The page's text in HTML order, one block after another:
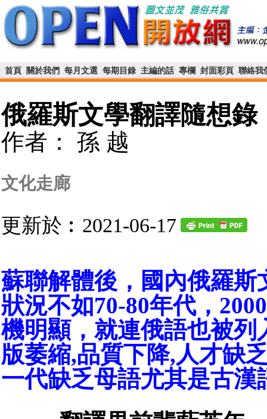
首頁 關於我們 每月文選 每期目錄 主編的話 專欄 封面彩頁 聯絡我
俄羅斯文學翻譯隨想錄
作者： 孫 越
文化走廊
更新於︰2021-06-17
蘇聯解體後，國內俄羅斯
狀況不如70-80年代，
機明顯，就連俄語也被列
版萎縮,品質下降,人才缺
一代缺乏母語尤其是古漢